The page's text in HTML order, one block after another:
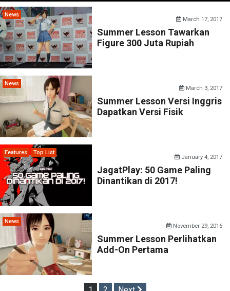
News
March 17, 2017
Summer Lesson Tawarkan
Figure 300 Juta Rupiah
News
March 3, 2017
Summer Lesson Versi Inggris
Dapatkan Versi Fisik
Features Top List
January 4, 2017
JagatPlay: 50 Game Paling
Dinantikan di 2017!
News
November 29, 2016
Summer Lesson Perlihatkan
Add-On Pertama